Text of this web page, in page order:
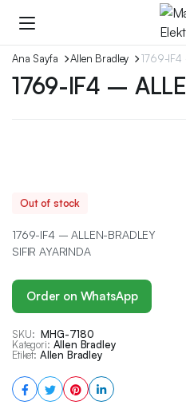
Ana Sayfa Allen Bradley 1769-IF4
1769-IF4 –
Out of stock
1769-IF4 – ALLEN-BRADLEY
SIFIR AYARINDA
Order on WhatsApp
SKU: MHG-7180
Kategori: Allen Bradley
Etiket: Allen Bradley